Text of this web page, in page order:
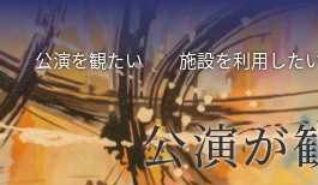
公演を観たい 施設を利用した
公演が